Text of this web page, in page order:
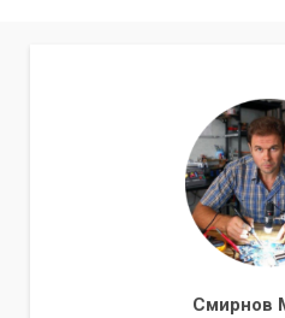
Выбирая наш сервисный центр
программного обеспечения, вы
неоспоримых преимуществ:
Опыт и квалификация
Наша команда состоит из
специалистов, которые
мире IT. Мы знаем все нюансы
Смирнов